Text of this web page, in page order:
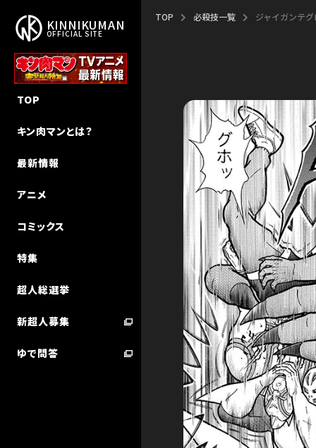
KINNIKUMAN
OFFICIAL SITE
TOP
キン肉マンとは？
作者・ゆでたまご先生
ストーリー
超人検索
技検索
超人検索／技検索 ランキング
STARTER BOOK
最新情報
アニメ
エピソード
声優キャスト
MUSIC
MUSIC（Season 2）
初代アニメ キン⾁マン
初代アニメ キン⾁マン キン⾁星
コミックス
キン肉マン
キン肉マンII世
キン肉マンII世 究極の超人タッグ
その他
特集
キン肉マンⅡ世 追っかけW連載
インタビュー
キン肉マン教室
超人総選挙
新超人募集
ゆで問答
TOP 必殺技一覧 ジャイガンテ